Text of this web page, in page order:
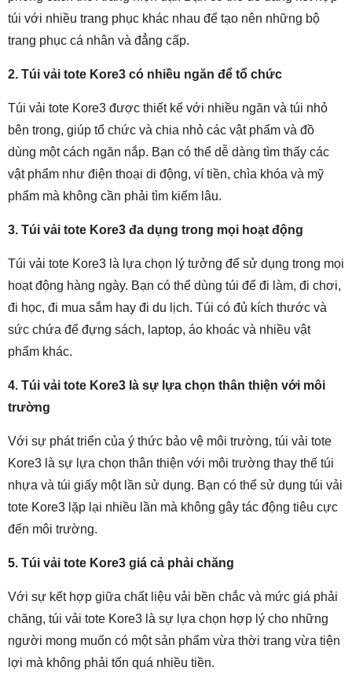
túi với nhiều trang phục khác nhau để tạo nên những bộ
trang phục cá nhân và đẳng cấp.
2. Túi vải tote Kore3 có nhiều ngăn để tổ chức
Túi vải tote Kore3 được thiết kế với nhiều ngăn và túi nhỏ
bên trong, giúp tổ chức và chia nhỏ các vật phẩm và đồ
dùng một cách ngăn nắp. Bạn có thể dễ dàng tìm thấy các
vật phẩm như điện thoại di động, ví tiền, chìa khóa và mỹ
phẩm mà không cần phải tìm kiếm lâu.
3. Túi vải tote Kore3 đa dụng trong mọi hoạt động
Túi vải tote Kore3 là lựa chọn lý tưởng để sử dụng trong mọi
hoạt động hàng ngày. Bạn có thể dùng túi để đi làm, đi chơi,
đi học, đi mua sắm hay đi du lịch. Túi có đủ kích thước và
sức chứa để đựng sách, laptop, áo khoác và nhiều vật
phẩm khác.
4. Túi vải tote Kore3 là sự lựa chọn thân thiện với môi
trường
Với sự phát triển của ý thức bảo vệ môi trường, túi vải tote
Kore3 là sự lựa chọn thân thiện với môi trường thay thế túi
nhựa và túi giấy một lần sử dụng. Bạn có thể sử dụng túi vải
tote Kore3 lặp lại nhiều lần mà không gây tác động tiêu cực
đến môi trường.
5. Túi vải tote Kore3 giá cả phải chăng
Với sự kết hợp giữa chất liệu vải bền chắc và mức giá phải
chăng, túi vải tote Kore3 là sự lựa chọn hợp lý cho những
người mong muốn có một sản phẩm vừa thời trang vừa tiện
lợi mà không phải tốn quá nhiều tiền.